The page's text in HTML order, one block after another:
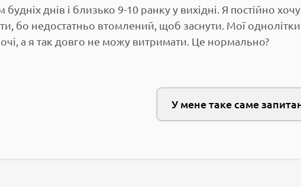
днів і близько 9-10 ранку у вихідні. Я постійно хочу
бо недостатньо втомлений, щоб заснути. Мої однолітки
а я так довго не можу витримати. Це нормально?
У мене таке саме